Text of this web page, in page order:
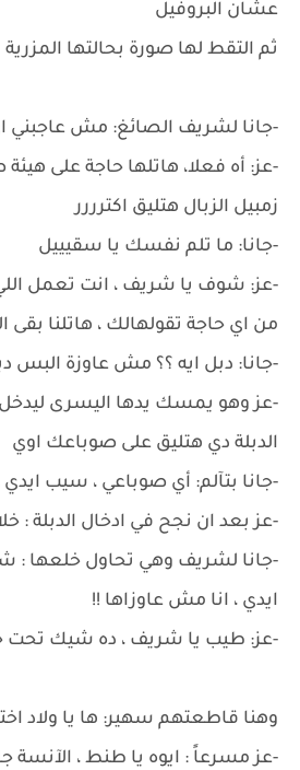
عشان البروفيل
ثم التقط لها صورة بحالتها
-جانا لشريف الصائغ: مش عاجبني
-عز: أه فعلا، هاتلها حاجة على هيئة
زمبيل الزبال هتليق اكترررر
-جانا: ما تلم نفسك يا سقيييل
-عز: شوف يا شريف ، انت تعمل
من اي حاجة تقولهالك ، هاتلنا بقى
-جانا: دبل ايه ؟؟ مش عاوزة البس
-عز وهو يمسك يدها اليسرى
الدبلة دي هتليق على صوباعك اوي
-جانا بتآلم: أي صوباعي ، سيب ايدي ،
-عز بعد ان نجح في ادخال الدبلة :
-جانا لشريف وهي تحاول خلعها :
ايدي ، انا مش عاوزاها !!
-عز: طيب يا شريف ، ده شيك تحت
وهنا قاطعتهم سهير: ها يا ولاد
-عز مسرعاً : ايوه يا طنط ، الآنسة